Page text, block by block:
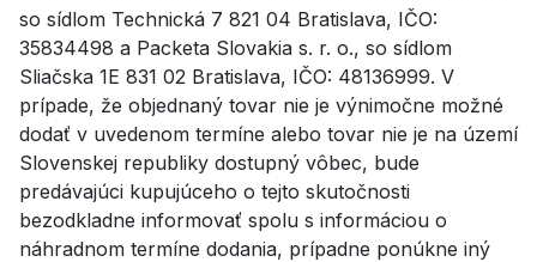
so sídlom Technická 7 821 04 Bratislava, IČO:
35834498 a Packeta Slovakia s. r. o., so sídlom
Sliačska 1E 831 02 Bratislava, IČO: 48136999. V
prípade, že objednaný tovar nie je výnimočne možné
dodať v uvedenom termíne alebo tovar nie je na území
Slovenskej republiky dostupný vôbec, bude
predávajúci kupujúceho o tejto skutočnosti
bezodkladne informovať spolu s informáciou o
náhradnom termíne dodania, prípadne ponúkne iný